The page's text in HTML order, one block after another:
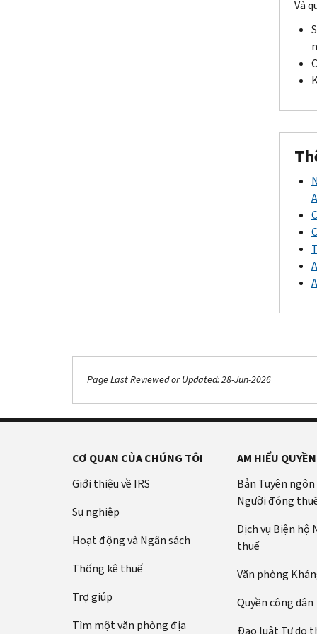
Và
Page Last Reviewed or Updated: 28-Jun-2026
Footer Navigation
CƠ QUAN CỦA CHÚNG TÔI
Giới thiệu về IRS
Sự nghiệp
Hoạt động và Ngân sách
Thống kê thuế
Trợ giúp
Tìm một văn phòng địa
AM HIỂU
Bản Tuyên ngôn
Người đóng
Dịch vụ Biện hộ
thuế
Văn phòng
Quyền công dân
Đạo luật Tự do